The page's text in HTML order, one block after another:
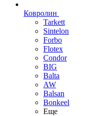
Ковролин
Tarkett
Sintelon
Forbo
Flotex
Condor
BIG
Balta
AW
Balsan
Bonkeel
Еще